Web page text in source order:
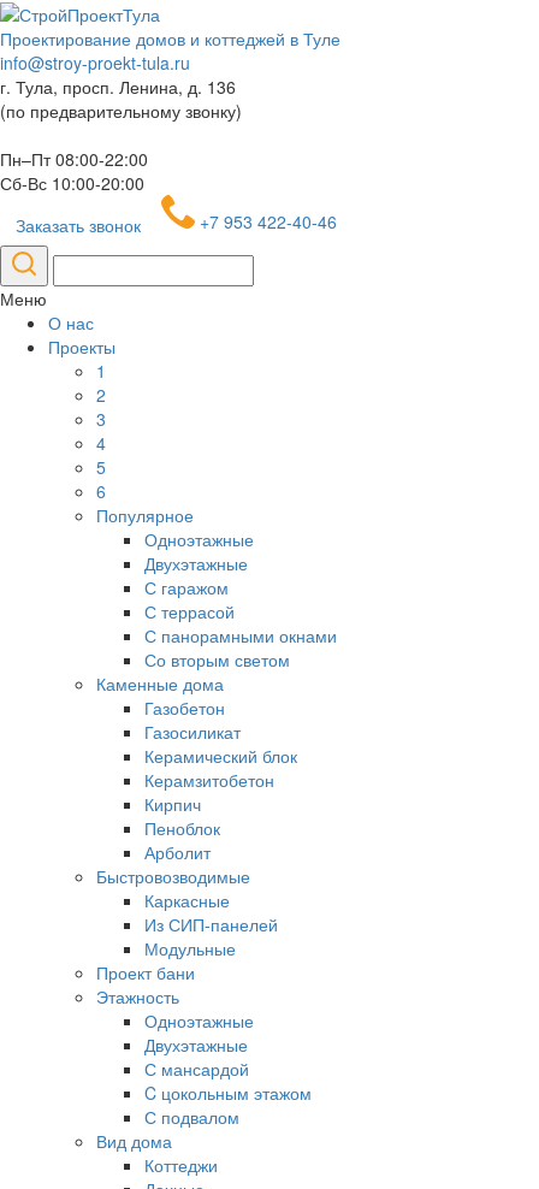
Проектирование домов и коттеджей в Туле
info@stroy-proekt-tula.ru
г. Тула, просп. Ленина, д. 136
(по предварительному звонку)
Пн–Пт 08:00-22:00
Сб-Вс 10:00-20:00
Заказать звонок
+7 953 422-40-46
Меню
О нас
Проекты
1
2
3
4
5
6
Популярное
Одноэтажные
Двухэтажные
С гаражом
С террасой
С панорамными окнами
Со вторым светом
Каменные дома
Газобетон
Газосиликат
Керамический блок
Керамзитобетон
Кирпич
Пеноблок
Арболит
Быстровозводимые
Каркасные
Из СИП-панелей
Модульные
Проект бани
Этажность
Одноэтажные
Двухэтажные
С мансардой
C цокольным этажом
С подвалом
Вид дома
Коттеджи